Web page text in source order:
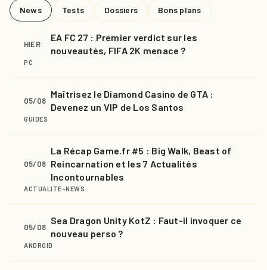
News Tests Dossiers Bons plans
HIER
EA FC 27 : Premier verdict sur les
nouveautés, FIFA 2K menace ?
PC
05/08
Maîtrisez le Diamond Casino de GTA :
Devenez un VIP de Los Santos
GUIDES
05/08
La Récap Game.fr #5 : Big Walk, Beast of
Reincarnation et les 7 Actualités
Incontournables
ACTUALITE-NEWS
05/08
Sea Dragon Unity KotZ : Faut-il invoquer ce
nouveau perso ?
ANDROID